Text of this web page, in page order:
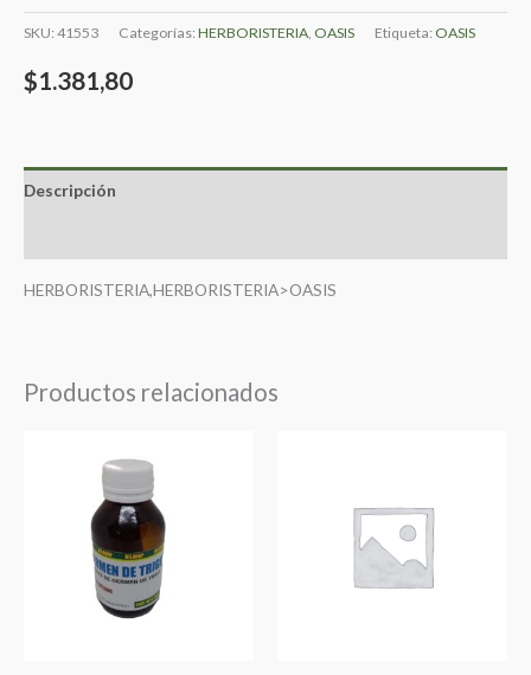
SKU: 41553 Categorías: HERBORISTERIA OASIS Etiqueta: OASIS
$1.381,80
Descripción
HERBORISTERIA,HERBORISTERIA>OASIS
Productos relacionados